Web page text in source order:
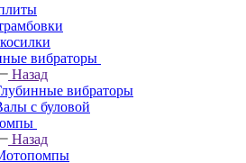
вибраторы
Назад
вибраторы
с буловой
Назад